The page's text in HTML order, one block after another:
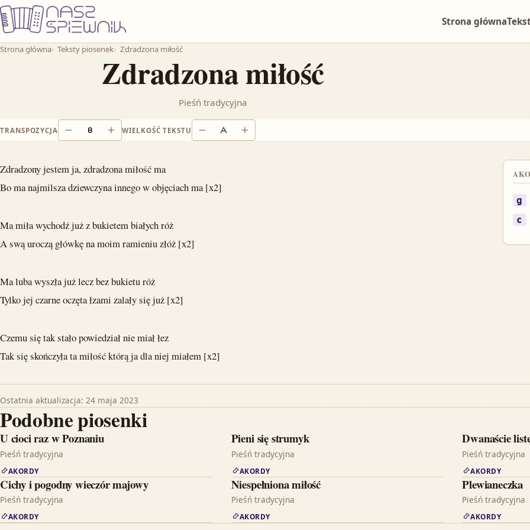
Przejdź do treści
Strona główna
Strona główna Teksty piosenek Zdradzona miłość
Zdradzona miłość
Pieśń tradycyjna
TRANSPOZYCJA Obniż o pół tonu
0 Podnieś o pół tonu
WIELKOŚĆ TEKSTU Zmniejsz tekstPowiększ tekst
Zdradzony jestem ja, zdradzona miłość ma
Bo ma najmilsza dziewczyna innego w objęciach ma [x2]
Ma miła wychodź już z bukietem białych róż
A swą uroczą główkę na moim ramieniu złóż [x2]
Ma luba wyszła już lecz bez bukietu róż
Tylko jej czarne oczęta łzami zalały się już [x2]
Czemu się tak stało powiedział nie miał łez
Tak się skończyła ta miłość którą ja dla niej miałem [x2]
g
c
Ostatnia aktualizacja: 24 maja 2023
Podobne piosenki
U cioci raz w Poznaniu
Pieśń tradycyjna
AKORDY
Pieni się strumyk
Pieśń tradycyjna
AKORDY
Dwanaście
Pieśń tradycyjna
AKORDY
Cichy i pogodny wieczór majowy
Pieśń tradycyjna
AKORDY
Niespełniona miłość
Pieśń tradycyjna
AKORDY
Plewianeczka
Pieśń tradycyjna
AKORDY